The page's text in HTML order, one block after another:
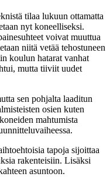
tilaa lukuun ottamatta
nyt koneelliseksi.
voivat muuttua
niitä vetää tehostuneen
koulun hatarat vanhat
mutta tiiviit uudet
sen pohjalta laaditun
osien kuten
mahtumista
tapoja sijoittaa
rakenteisiin. Lisäksi
asuntoon.